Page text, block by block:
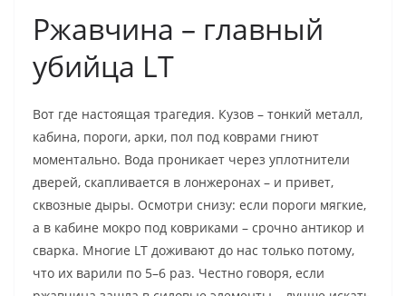
Ржавчина – главный
убийца LT
Вот где настоящая трагедия. Кузов – тонкий металл,
кабина, пороги, арки, пол под коврами гниют
моментально. Вода проникает через уплотнители
дверей, скапливается в лонжеронах – и привет,
сквозные дыры. Осмотри снизу: если пороги мягкие,
а в кабине мокро под ковриками – срочно антикор и
сварка. Многие LT доживают до нас только потому,
что их варили по 5–6 раз. Честно говоря, если